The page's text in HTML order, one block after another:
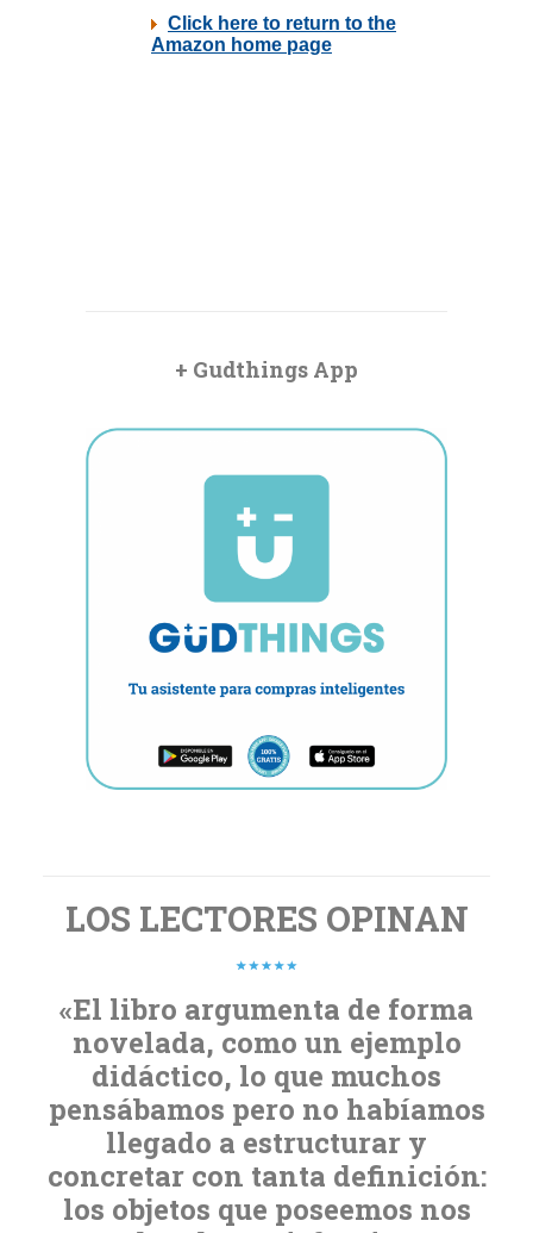
+ Gudthings App
LOS LECTORES OPINAN
«El libro argumenta de forma
novelada, como un ejemplo
didáctico, lo que muchos
pensábamos pero no habíamos
llegado a estructurar y
concretar con tanta definición:
los objetos que poseemos nos